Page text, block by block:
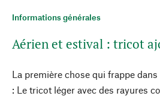
Informations générales
Aérien et estival : tricot
La première chose qui frappe
: Le tricot léger avec des rayures